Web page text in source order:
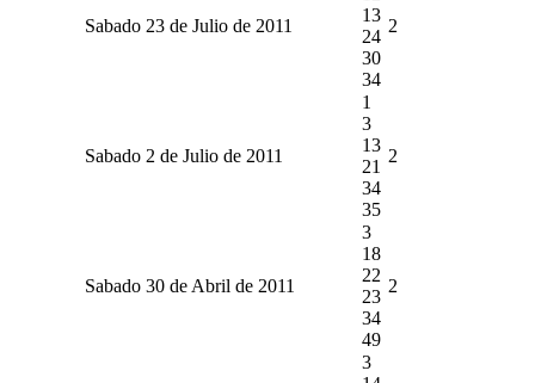
Sabado 23 de Julio de 2011
13
24
30
34
2
Sabado 2 de Julio de 2011
1
3
13
21
34
35
2
Sabado 30 de Abril de 2011
3
18
22
23
34
49
2
3